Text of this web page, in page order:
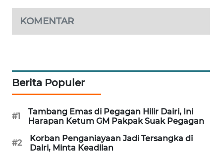
KOMENTAR
Berita Populer
#1
Tambang Emas di Pegagan Hilir Dairi, Ini
Harapan Ketum GM Pakpak Suak Pegagan
#2
Korban Penganiayaan Jadi Tersangka di
Dairi, Minta Keadilan
NEWS
METRO
NEWS
KRT
NEWS